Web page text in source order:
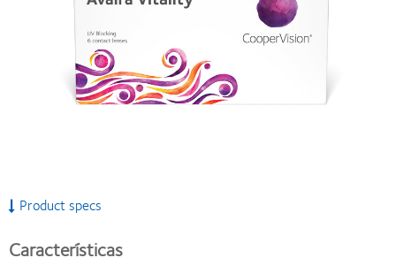
Product specs
Características